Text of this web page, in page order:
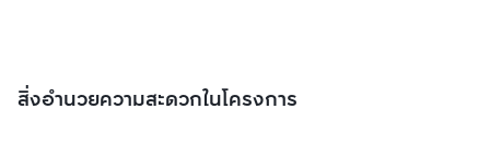
สิ่งอำนวยความสะดวกในโครงการ